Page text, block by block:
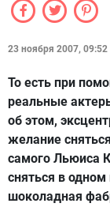
23 ноября 2007, 09:52
То есть при
реальные
об этом,
желание
самого Льюиса
сняться в
шоколадная